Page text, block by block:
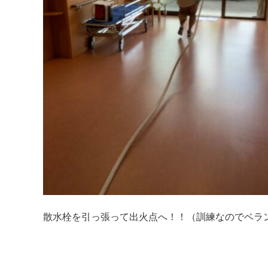
散水栓を引っ張って出火点へ！！（訓練なのでベラ